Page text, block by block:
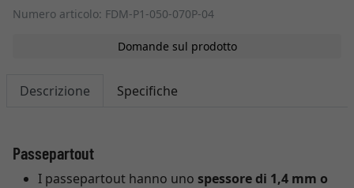
Numero articolo: FDM-P1-050-070P-04
Domande sul prodotto
Descrizione Specifiche
Passepartout
I passepartout hanno uno spessore di 1,4 mm o